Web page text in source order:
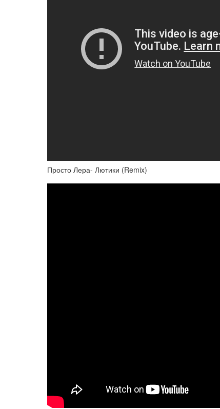
Просто Лера- Лютики (Remix)